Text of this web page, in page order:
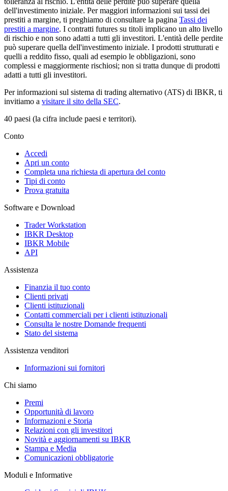
dell'investimento iniziale. Per maggiori informazioni sui tassi dei
prestiti a margine, ti preghiamo di consultare la pagina Tassi dei
prestiti a margine. I contratti futures su titoli implicano un alto livello
di rischio e non sono adatti a tutti gli investitori. L'entità delle perdite
può superare quella dell'investimento iniziale. I prodotti strutturati e
quelli a reddito fisso, quali ad esempio le obbligazioni, sono
complessi e maggiormente rischiosi; non si tratta dunque di prodotti
adatti a tutti gli investitori.
Per informazioni sul sistema di trading alternativo (ATS) di IBKR, ti
invitiamo a visitare il sito della SEC.
40 paesi (la cifra include paesi e territori).
Conto
Accedi
Apri un conto
Completa una richiesta di apertura del conto
Tipi di conto
Prova gratuita
Software e Download
Trader Workstation
IBKR Desktop
IBKR Mobile
API
Assistenza
Finanzia il tuo conto
Clienti privati
Clienti istituzionali
Contatti commerciali per i clienti istituzionali
Consulta le nostre Domande frequenti
Stato del sistema
Assistenza venditori
Informazioni sui fornitori
Chi siamo
Premi
Opportunità di lavoro
Informazioni e Storia
Relazioni con gli investitori
Novità e aggiornamenti su IBKR
Stampa e Media
Comunicazioni obbligatorie
Moduli e Informative